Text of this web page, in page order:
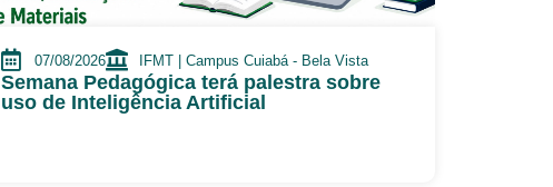
07/08/2026 IFMT | Campus Cuiabá - Bela Vista
Semana Pedagógica terá palestra sobre
uso de Inteligência Artificial